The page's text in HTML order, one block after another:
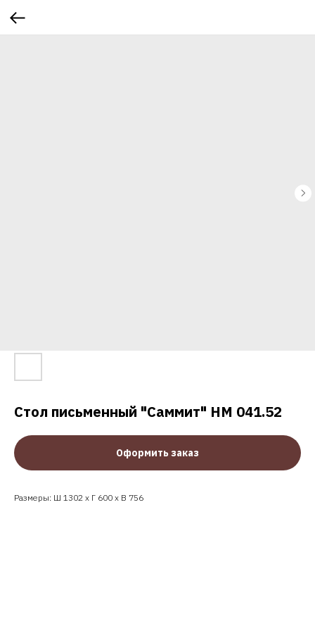
Стол письменный "Саммит" НМ 041.52
Оформить заказ
Размеры: Ш 1302 x Г 600 x В 756